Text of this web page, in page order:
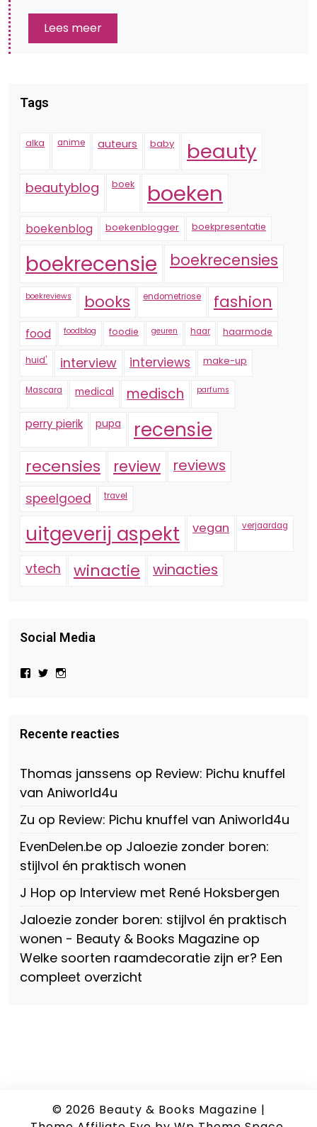
Lees meer
Tags
alka anime auteurs baby beauty
beautyblog boek boeken
boekenblog boekenblogger boekpresentatie
boekrecensie boekrecensies
boekreviews books endometriose fashion
food foodblog foodie geuren haar haarmode
huid' interview interviews make-up
Mascara medical medisch parfums
perry pierik pupa recensie
recensies review reviews
speelgoed travel
uitgeverij aspekt vegan verjaardag
vtech winactie winacties
Social Media
Bekijk
Beauty-
147775071915783/?
Facebook
Bekijk
op
Twitter
op
Instagram
Recente reacties
Thomas janssens op Review: Pichu knuffel
van Aniworld4u
Zu op Review: Pichu knuffel van Aniworld4u
EvenDelen.be op Jaloezie zonder boren:
stijlvol én praktisch wonen
J Hop op Interview met René Hoksbergen
Jaloezie zonder boren: stijlvol én praktisch
wonen - Beauty & Books Magazine op
Welke soorten raamdecoratie zijn er? Een
compleet overzicht
© 2026 Beauty & Books Magazine |